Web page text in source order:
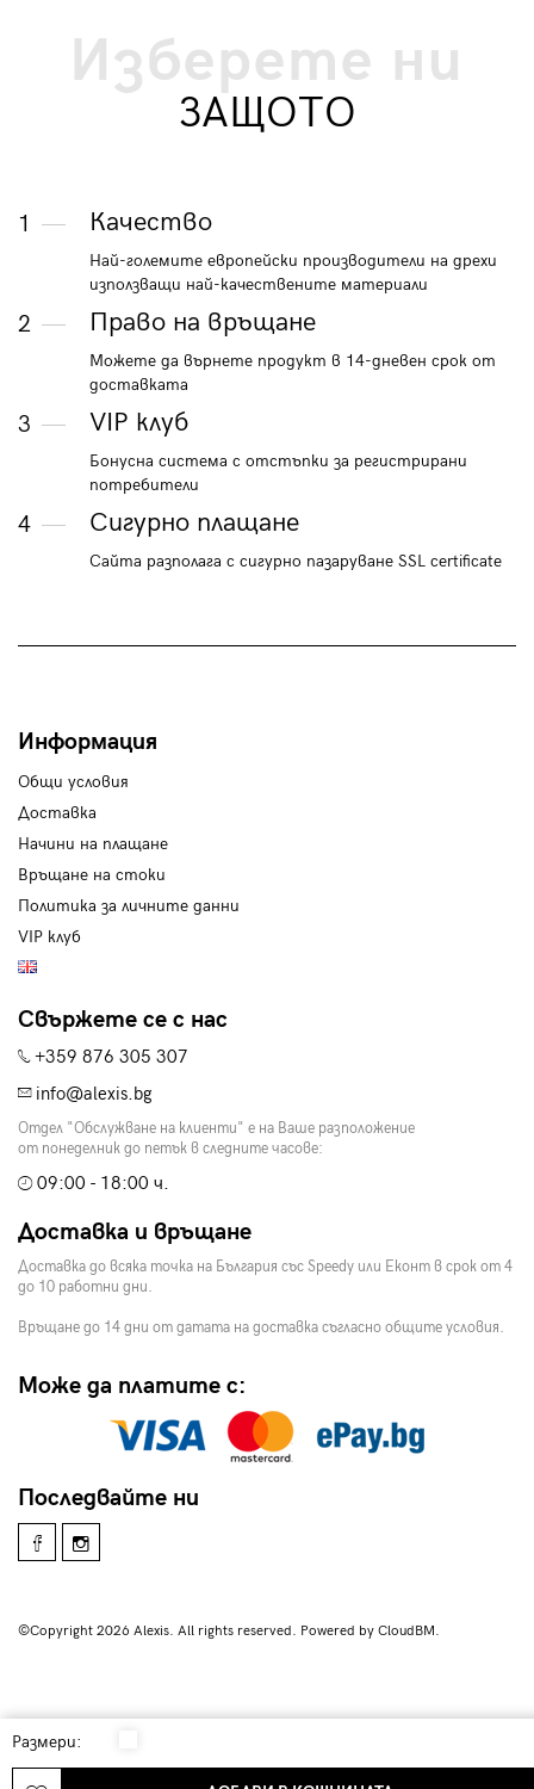
Размери:
Изберете ни
ЗАЩОТО
1 Качество
Най-големите европейски производители на дрехи
използващи най-качествените материали
2 Право на връщане
Можете да върнете продукт в 14-дневен срок от
доставката
3 VIP клуб
Бонусна система с отстъпки за регистрирани
потребители
4 Сигурно плащане
Сайта разполага с сигурно пазаруване SSL certificate
Информация
Общи условия
Доставка
Начини на плащане
Връщане на стоки
Политика за личните данни
VIP клуб
Свържете се с нас
+359 876 305 307
info@alexis.bg
Отдел "Обслужване на клиенти" е на Ваше разположение
от понеделник до петък в следните часове:
09:00 - 18:00 ч.
Доставка и връщане
Доставка до всяка точка на България със Speedy или Еконт в срок от 4
до 10 работни дни.
Връщане до 14 дни от датата на доставка съгласно общите условия.
Може да платите с:
Последвайте ни
©Copyright 2026 Alexis. All rights reserved. Powered by CloudBM.